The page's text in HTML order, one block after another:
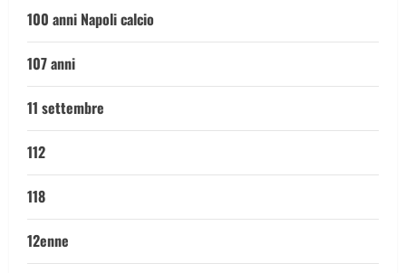
100 anni Napoli calcio
107 anni
11 settembre
112
118
12enne